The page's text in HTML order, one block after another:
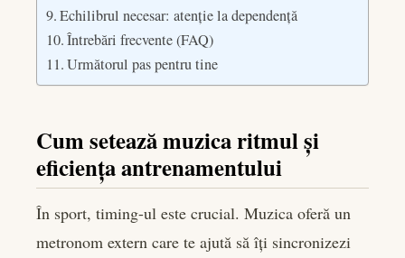
Echilibrul necesar: atenție la dependență
Întrebări frecvente (FAQ)
Următorul pas pentru tine
Cum setează muzica ritmul și
eficiența antrenamentului
În sport, timing-ul este crucial. Muzica oferă un
metronom extern care te ajută să îți sincronizezi